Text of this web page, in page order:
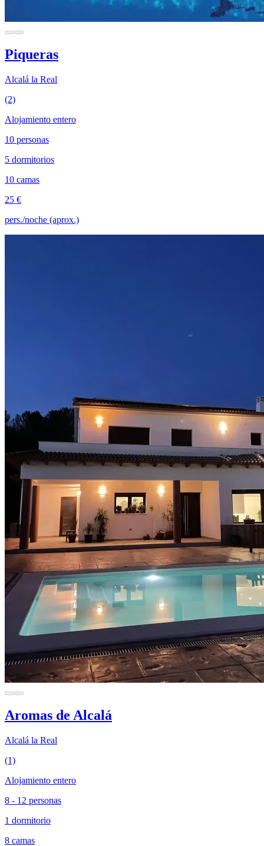
Piqueras
Alcalá la Real
(2)
Alojamiento entero
10 personas
5 dormitorios
10 camas
25 €
pers./noche (aprox.)
Aromas de Alcalá
Alcalá la Real
(1)
Alojamiento entero
8 - 12 personas
1 dormitorio
8 camas